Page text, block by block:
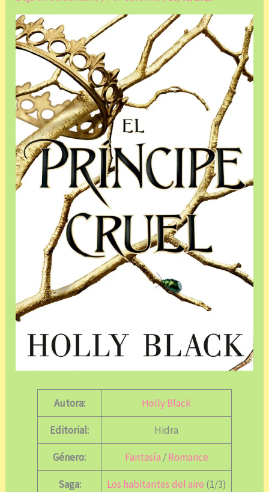
Autora: Holly Black
Editorial: Hidra
Género: Fantasía /Romance
Saga: Los habitantes del aire (1/3)